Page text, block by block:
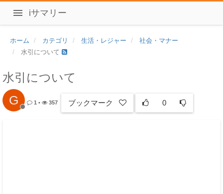
iサマリー
ホーム カテゴリ 生活・レジャー
社会・マナー
水引について
水引について
G 1 • 357 ブックマーク 0